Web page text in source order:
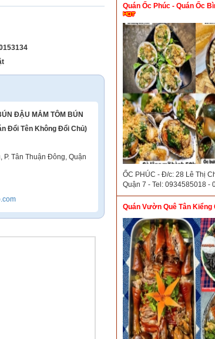
ĐẬU MẮM TÔM BÚN
Đổi Tên Không Đổi Chủ)
P. Tân Thuận Đông, Quận
Quán Ốc Phúc - Quán Ốc
ỐC PHÚC - Đ/c: 28 Lê Thị
Quận 7 - Tel: 0934585018 -
Quán Vườn Quê Tân Kiểng